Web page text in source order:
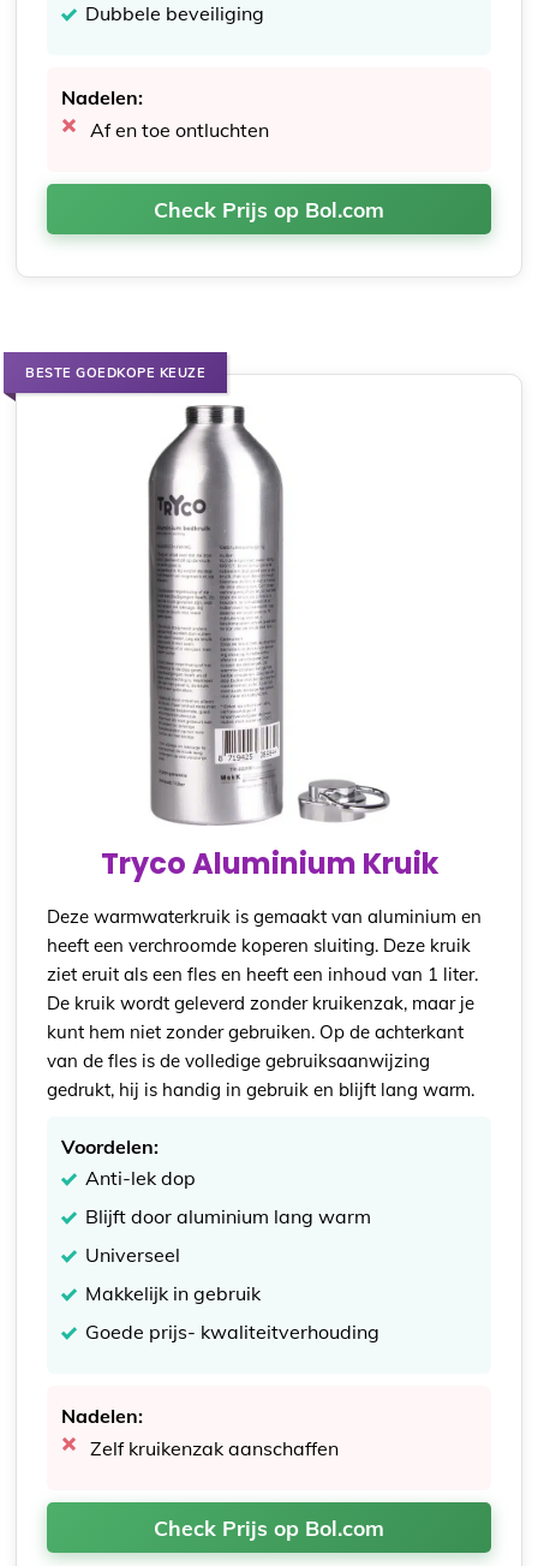
Dubbele beveiliging
Nadelen:
Af en toe ontluchten
Check Prijs op Bol.com
BESTE GOEDKOPE KEUZE
Tryco Aluminium Kruik
Deze warmwaterkruik is gemaakt van aluminium en
heeft een verchroomde koperen sluiting. Deze kruik
ziet eruit als een fles en heeft een inhoud van 1 liter.
De kruik wordt geleverd zonder kruikenzak, maar je
kunt hem niet zonder gebruiken. Op de achterkant
van de fles is de volledige gebruiksaanwijzing
gedrukt, hij is handig in gebruik en blijft lang warm.
Voordelen:
Anti-lek dop
Blijft door aluminium lang warm
Universeel
Makkelijk in gebruik
Goede prijs- kwaliteitverhouding
Nadelen:
Zelf kruikenzak aanschaffen
Check Prijs op Bol.com